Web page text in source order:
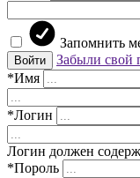
Запомнить
Войти
Забыли свой
*Имя
*Логин
Логин должен
*Пороль